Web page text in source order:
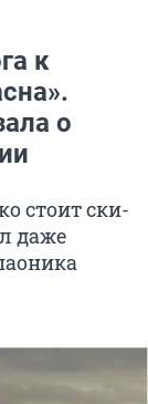
к
о
стоит ски-
даже